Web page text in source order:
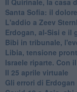
Santa Sofia: il
L'addio a ​Zeev
Erdogan, al-Sisi e il
Bibi in tribunale,
Libia, tensione
Israele riparte. Con
Il 25 aprile virtuale
Gli errori di